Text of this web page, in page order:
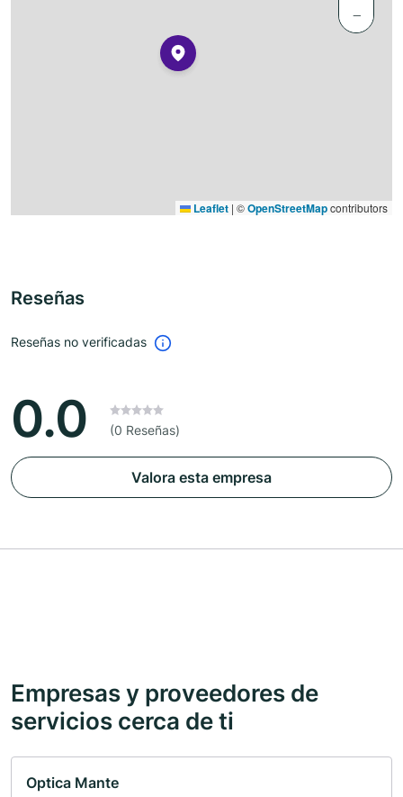
−
Leaflet | ©OpenStreetMapcontributors
Reseñas
Reseñas no verificadas
0.0 (0 Reseñas)
Valora esta empresa
Empresas y proveedores de
servicios cerca de ti
Optica Mante